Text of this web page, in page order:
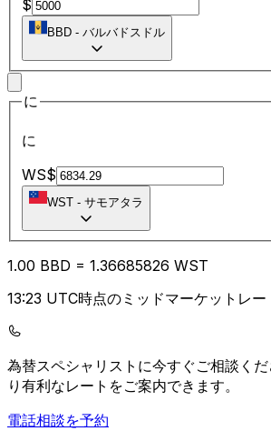
$
BBD - バルバドスドル
に
に
WS$
WST - サモアタラ
1.00 BBD = 1.36685826 WST
13:23 UTC時点のミッドマーケットレー
為替スペシャリストに今すぐご相談くだ
り有利なレートをご案内できます。
電話相談を予約